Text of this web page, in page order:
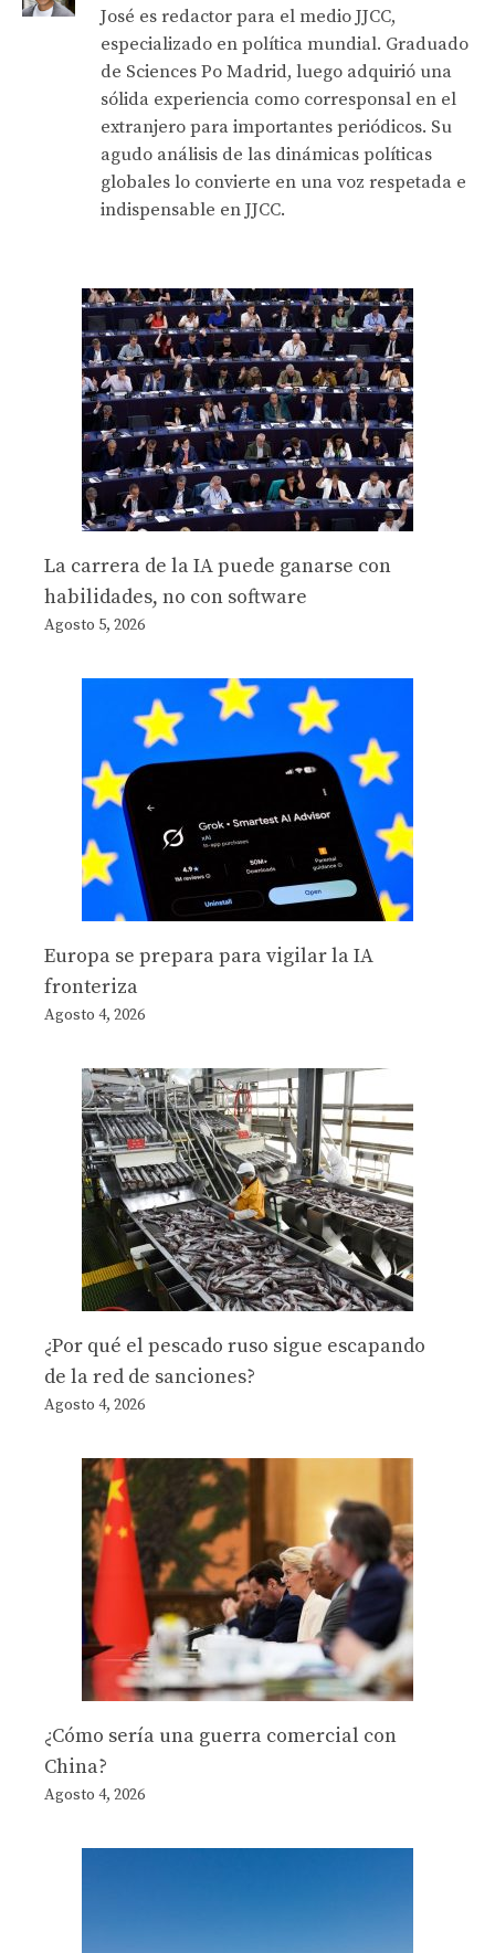
José es redactor para el medio JJCC,
especializado en política mundial. Graduado
de Sciences Po Madrid, luego adquirió una
sólida experiencia como corresponsal en el
extranjero para importantes periódicos. Su
agudo análisis de las dinámicas políticas
globales lo convierte en una voz respetada e
indispensable en JJCC.
La carrera de la IA puede ganarse con
habilidades, no con software
Agosto 5, 2026
Europa se prepara para vigilar la IA
fronteriza
Agosto 4, 2026
¿Por qué el pescado ruso sigue escapando
de la red de sanciones?
Agosto 4, 2026
¿Cómo sería una guerra comercial con
China?
Agosto 4, 2026